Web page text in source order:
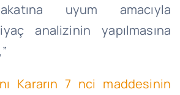
uyum amacıyla
analizinin yapılmasına
Kararın 7 nci maddesinin